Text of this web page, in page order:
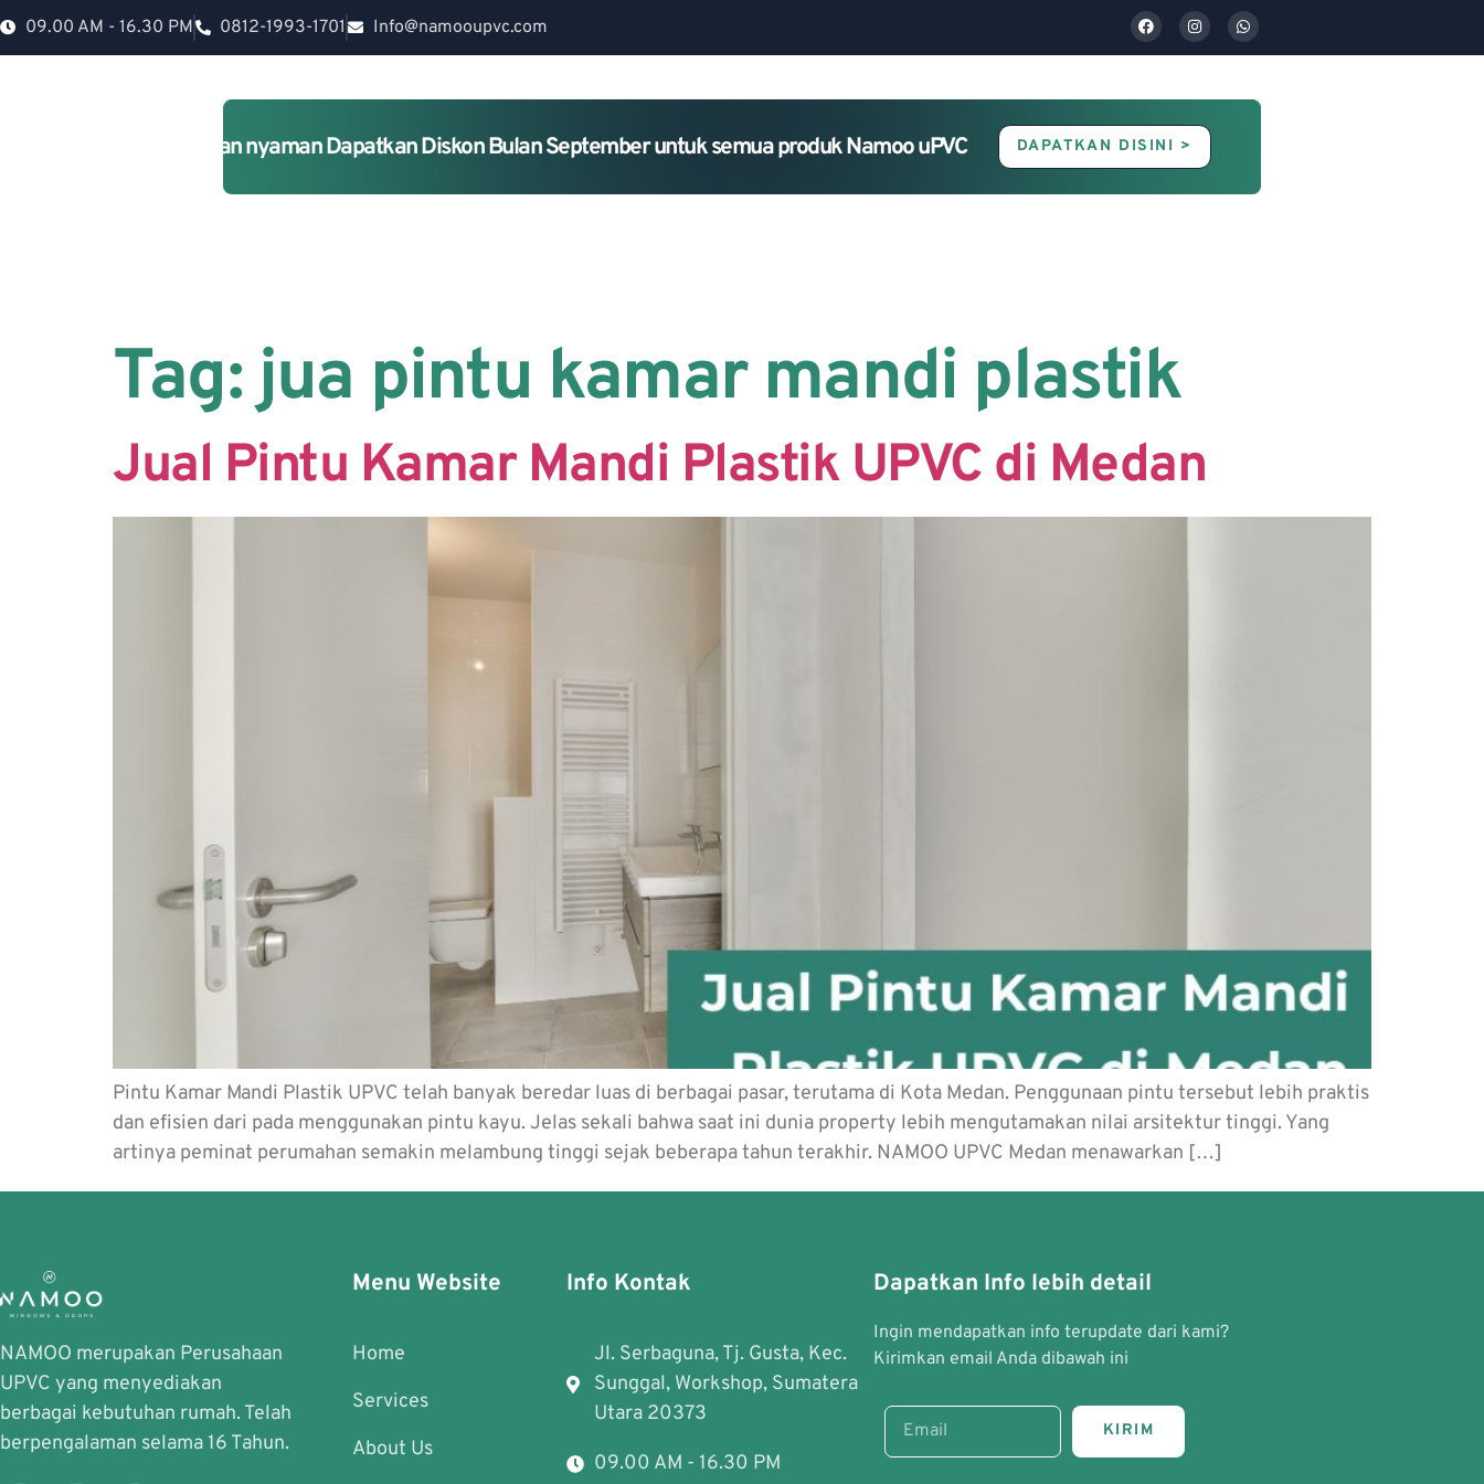
09.00 AM - 16.30 PM 0812-1993-1701 Info@namooupvc.com
Rumah lebih Aman dan nyaman Dapatkan Diskon Bulan September untuk semua produk Namoo uPVC DAPATKAN DISINI >
Tag:jua pintu kamar mandi plastik
Jual Pintu Kamar Mandi Plastik UPVC di Medan
Pintu Kamar Mandi Plastik UPVC telah banyak beredar luas di berbagai pasar, terutama di Kota Medan. Penggunaan pintu tersebut lebih praktis
dan efisien dari pada menggunakan pintu kayu. Jelas sekali bahwa saat ini dunia property lebih mengutamakan nilai arsitektur tinggi. Yang
artinya peminat perumahan semakin melambung tinggi sejak beberapa tahun terakhir. NAMOO UPVC Medan menawarkan […]
NAMOO merupakan Perusahaan
UPVC yang menyediakan
berbagai kebutuhan rumah. Telah
berpengalaman selama 16 Tahun.
Menu Website
Home
Services
About Us
Info Kontak
Jl. Serbaguna, Tj. Gusta, Kec.
Sunggal, Workshop, Sumatera
Utara 20373
09.00 AM - 16.30 PM
Dapatkan Info lebih detail
Ingin mendapatkan info terupdate dari kami?
Kirimkan email Anda dibawah ini
KIRIM